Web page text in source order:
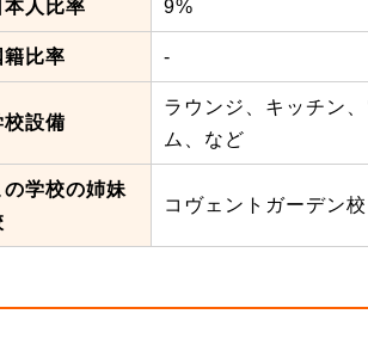
本人比率 9%
籍比率 -
校設備
ラウンジ、キッチン
ム、など
の学校の姉妹
コヴェントガーデン